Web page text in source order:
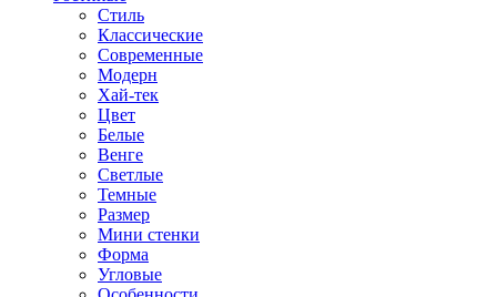
Стиль
Классические
Современные
Модерн
Хай-тек
Цвет
Белые
Венге
Светлые
Темные
Размер
Мини стенки
Форма
Угловые